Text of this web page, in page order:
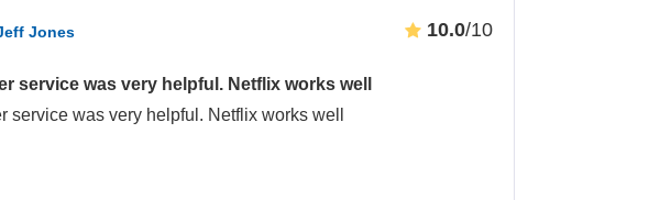
Jones 10.0/10
service was very helpful. Netflix works well
service was very helpful. Netflix works well